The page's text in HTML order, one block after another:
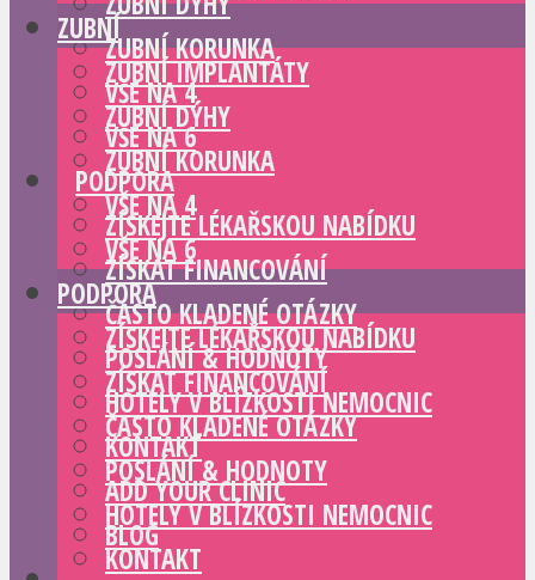
ZUBNÍ KORUNKA
VŠE NA 4
VŠE NA 6
PODPORA
ZÍSKEJTE LÉKAŘSKOU NABÍDKU
ZÍSKAT FINANCOVÁNÍ
ČASTO KLADENÉ OTÁZKY
POSLÁNÍ & HODNOTY
HOTELY V BLÍZKOSTI NEMOCNIC
KONTAKT
ADD YOUR CLINIC
BLOG
ZUBNÍ
ZUBNÍ IMPLANTÁTY
ZUBNÍ DÝHY
ZUBNÍ KORUNKA
VŠE NA 4
VŠE NA 6
PODPORA
ZÍSKEJTE LÉKAŘSKOU NABÍDKU
ZÍSKAT FINANCOVÁNÍ
ČASTO KLADENÉ OTÁZKY
POSLÁNÍ & HODNOTY
HOTELY V BLÍZKOSTI NEMOCNIC
KONTAKT